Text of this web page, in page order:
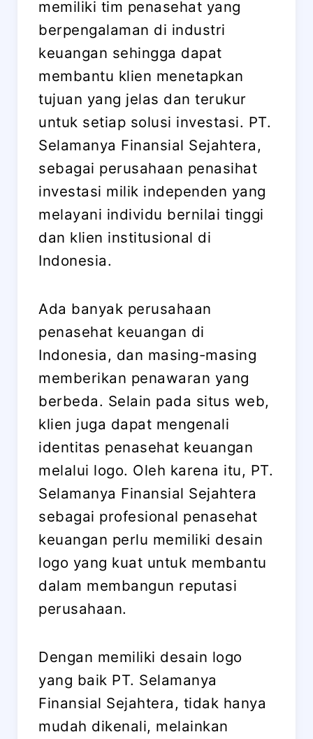
memiliki tim penasehat yang
berpengalaman di industri
keuangan sehingga dapat
membantu klien menetapkan
tujuan yang jelas dan terukur
untuk setiap solusi investasi. PT.
Selamanya Finansial Sejahtera,
sebagai perusahaan penasihat
investasi milik independen yang
melayani individu bernilai tinggi
dan klien institusional di
Indonesia.
Ada banyak perusahaan
penasehat keuangan di
Indonesia, dan masing-masing
memberikan penawaran yang
berbeda. Selain pada situs web,
klien juga dapat mengenali
identitas penasehat keuangan
melalui logo. Oleh karena itu, PT.
Selamanya Finansial Sejahtera
sebagai profesional penasehat
keuangan perlu memiliki desain
logo yang kuat untuk membantu
dalam membangun reputasi
perusahaan.
Dengan memiliki desain logo
yang baik PT. Selamanya
Finansial Sejahtera, tidak hanya
mudah dikenali, melainkan